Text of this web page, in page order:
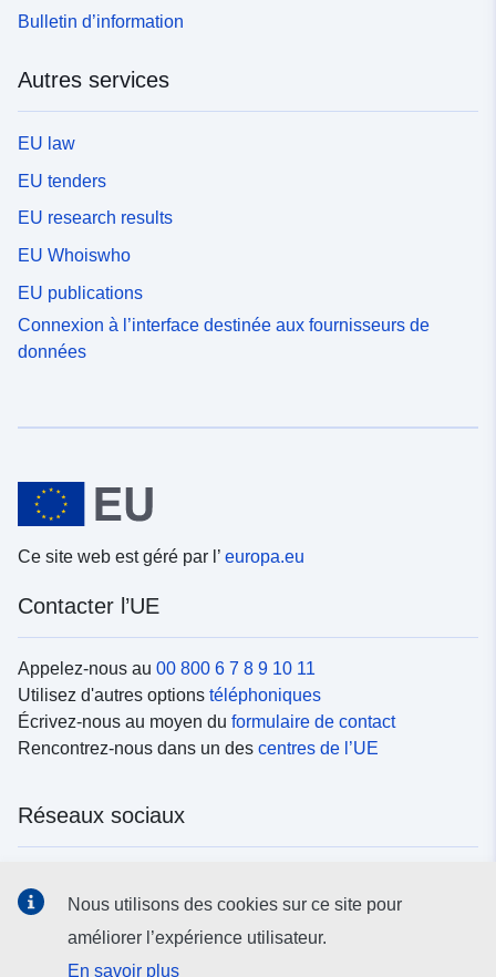
Bulletin d’information
Autres services
EU law
EU tenders
EU research results
EU Whoiswho
EU publications
Connexion à l’interface destinée aux fournisseurs de
données
Ce site web est géré par l’ europa.eu
Contacter l’UE
Appelez-nous au 00 800 6 7 8 9 10 11
Utilisez d'autres options téléphoniques
Écrivez-nous au moyen du formulaire de contact
Rencontrez-nous dans un des centres de l’UE
Réseaux sociaux
Institutions et organes de l’UE
Nous utilisons des cookies sur ce site pour
améliorer l’expérience utilisateur.
En savoir plus